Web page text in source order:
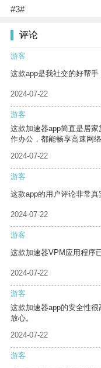
#3#
评论
游客
这款app是我社交的好帮手
2024-07-22
游客
这款加速器app简直是居
作办公，都能畅享高速网
2024-07-22
游客
这款app的用户评论非常真
2024-07-22
游客
这款加速器VPM应用程序
2024-07-22
游客
这款加速器app的安全性
放心。
2024-07-22
游客